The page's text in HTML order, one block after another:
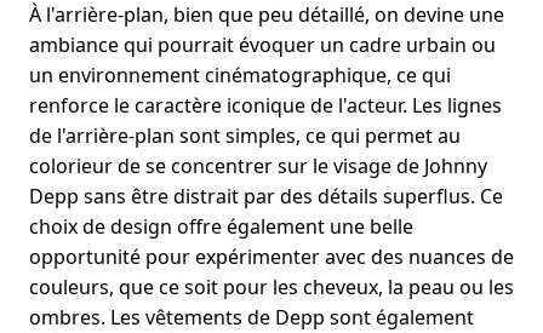
À l'arrière-plan, bien que peu détaillé, on devine une
ambiance qui pourrait évoquer un cadre urbain ou
un environnement cinématographique, ce qui
renforce le caractère iconique de l'acteur. Les lignes
de l'arrière-plan sont simples, ce qui permet au
colorieur de se concentrer sur le visage de Johnny
Depp sans être distrait par des détails superflus. Ce
choix de design offre également une belle
opportunité pour expérimenter avec des nuances de
couleurs, que ce soit pour les cheveux, la peau ou les
ombres. Les vêtements de Depp sont également